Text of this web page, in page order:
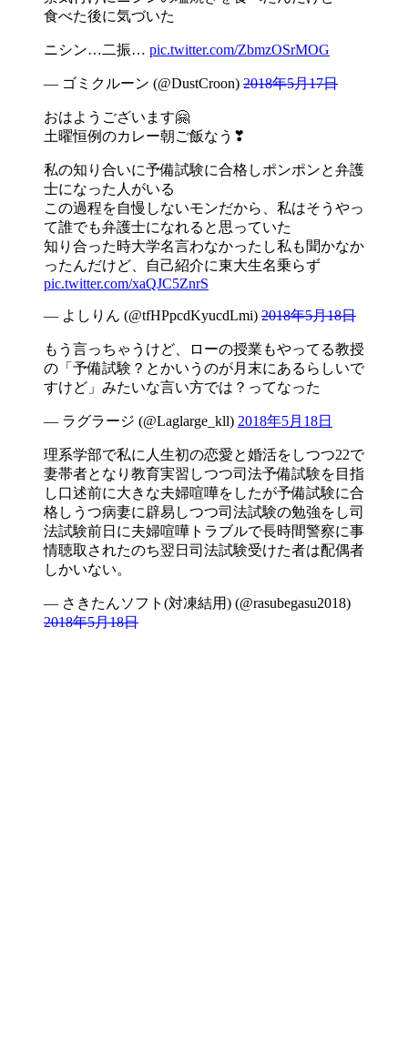
食べた後に気づいた
ニシン…二振… pic.twitter.com/ZbmzOSrMOG
— ゴミクルーン (@DustCroon) 2018年5月17日
おはようございます🤗
土曜恒例のカレー朝ご飯なう❣
私の知り合いに予備試験に合格しポンポンと弁護
士になった人がいる
この過程を自慢しないモンだから、私はそうやっ
て誰でも弁護士になれると思っていた
知り合った時大学名言わなかったし私も聞かなか
ったんだけど、自己紹介に東大生名乗らず
pic.twitter.com/xaQJC5ZnrS
— よしりん (@tfHPpcdKyucdLmi) 2018年5月18日
もう言っちゃうけど、ローの授業もやってる教授
の「予備試験？とかいうのが月末にあるらしいで
すけど」みたいな言い方では？ってなった
— ラグラージ (@Laglarge_kll) 2018年5月18日
理系学部で私に人生初の恋愛と婚活をしつつ22で
妻帯者となり教育実習しつつ司法予備試験を目指
し口述前に大きな夫婦喧嘩をしたが予備試験に合
格しうつ病妻に辟易しつつ司法試験の勉強をし司
法試験前日に夫婦喧嘩トラブルで長時間警察に事
情聴取されたのち翌日司法試験受けた者は配偶者
しかいない。
— さきたんソフト(対凍結用) (@rasubegasu2018)
2018年5月18日